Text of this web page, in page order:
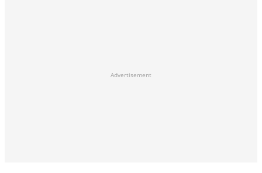
Advertisement